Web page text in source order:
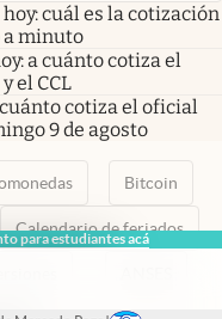
para estudiantes acá
cuál es la cotización
a minuto
a cuánto cotiza el
el CCL
cotiza el oficial
9 de agosto
Bitcoin
Calendario de feriados